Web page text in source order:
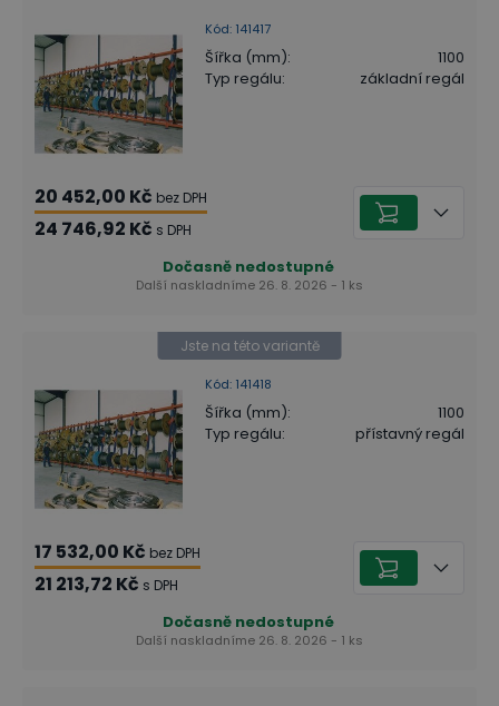
Kód: 141417
Šířka (mm):
1100
Typ regálu: základní regál
20 452,00 Kč bez DPH
24 746,92 Kč s DPH
Dočasně nedostupné
Další naskladníme 26. 8. 2026 - 1 ks
Kód: 141418
Jste na této variantě
Šířka (mm):
1100
Typ regálu: přístavný regál
17 532,00 Kč bez DPH
21 213,72 Kč s DPH
Dočasně nedostupné
Další naskladníme 26. 8. 2026 - 1 ks